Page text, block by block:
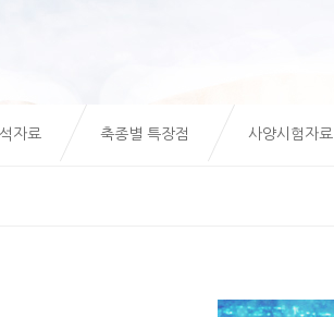
자료 축종별 특장점 사양시험자료